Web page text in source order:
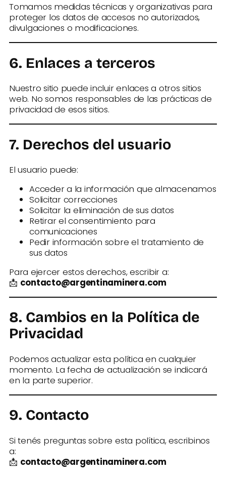
Tomamos medidas técnicas y organizativas para
proteger los datos de accesos no autorizados,
divulgaciones o modificaciones.
6. Enlaces a terceros
Nuestro sitio puede incluir enlaces a otros sitios
web. No somos responsables de las prácticas de
privacidad de esos sitios.
7. Derechos del usuario
El usuario puede:
Acceder a la información que almacenamos
Solicitar correcciones
Solicitar la eliminación de sus datos
Retirar el consentimiento para
comunicaciones
Pedir información sobre el tratamiento de
sus datos
Para ejercer estos derechos, escribir a:
📩 contacto@argentinaminera.com
8. Cambios en la Política de
Privacidad
Podemos actualizar esta política en cualquier
momento. La fecha de actualización se indicará
en la parte superior.
9. Contacto
Si tenés preguntas sobre esta política, escribinos
a:
📩 contacto@argentinaminera.com